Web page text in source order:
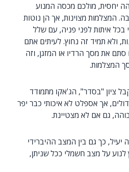
יחסית, מולכם מכסה המנוע
המצלמות מצוינות, אך הן נוטות
איתות לפני פניה, עם שלל
ולא תמיד זה נחוץ. לעיתים אתם
את מסך הרדיו או המזגן, וזה
המצלמות.
ציון "בסדר", הג'אקו מתמודד
אך אספלט לא איכותי כבר יפר
גם אם לא מצטיינת.
יעיל, כך גם בין המצב ההיברידי
לנוע על מצב חשמלי ככל שניתן,